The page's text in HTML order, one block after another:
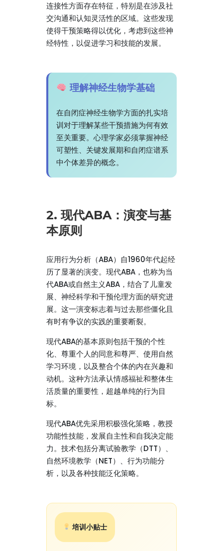
连接性方面存在特征，特别是在涉及社
交沟通和认知灵活性的区域。这些发现
使得干预策略得以优化，考虑到这些神
经特性，以促进学习和技能的发展。
理解神经生物学基础
在自闭症神经生物学方面的扎实培
训对于理解某些干预措施为何有效
至关重要。心理学家必须掌握神经
可塑性、关键发展期和自闭症谱系
中个体差异的概念。
2. 现代ABA：演变与基
本原则
应用行为分析（ABA）自1960年代起经
历了显著的演变。现代ABA，也称为当
代ABA或自然主义ABA，结合了儿童发
展、神经科学和干预伦理方面的研究进
展。这一演变标志着与过去那些僵化且
有时有争议的实践的重要断裂。
现代ABA的基本原则包括干预的个性
化、尊重个人的同意和尊严、使用自然
学习环境，以及整合个体的内在兴趣和
动机。这种方法承认情感福祉和整体生
活质量的重要性，超越单纯的行为目
标。
现代ABA优先采用积极强化策略，教授
功能性技能，发展自主性和自我决定能
力。技术包括分离试验教学（DTT）、
自然环境教学（NET）、行为功能分
析，以及各种技能泛化策略。
培训小贴士